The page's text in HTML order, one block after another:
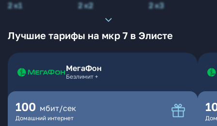
2 к1
2 к2 2 к3
Лучшие тарифы на мкр 7 в Элисте
МегаФон
Безлимит +
100 мбит/сек
Домашний интернет